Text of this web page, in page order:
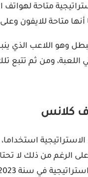
متاحة للايفون وعلى
وهو اللاعب الذي
ومن ثم تتبع
كلانس
الرغم من ذلك لا
التى تجعل من اللعب مثير وممتع للغاية .